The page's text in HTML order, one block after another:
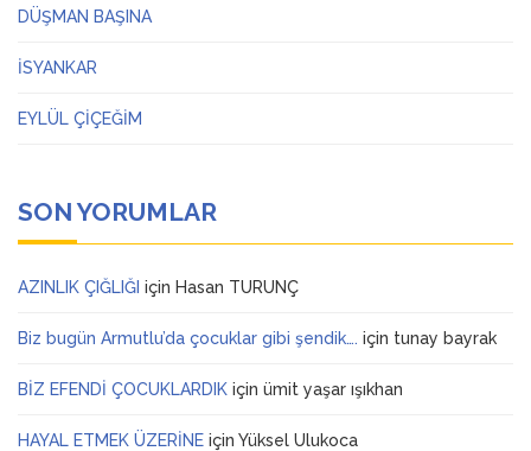
DÜŞMAN BAŞINA
İSYANKAR
EYLÜL ÇİÇEĞİM
SON YORUMLAR
AZINLIK ÇIĞLIĞI için Hasan TURUNÇ
Biz bugün Armutlu’da çocuklar gibi şendik…. için tunay bayrak
BİZ EFENDİ ÇOCUKLARDIK için ümit yaşar ışıkhan
HAYAL ETMEK ÜZERİNE için Yüksel Ulukoca